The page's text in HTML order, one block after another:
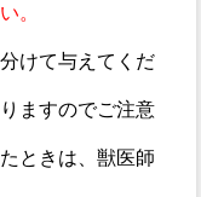
。
けて与えてくだ
ますのでご注意
ときは、獣医師